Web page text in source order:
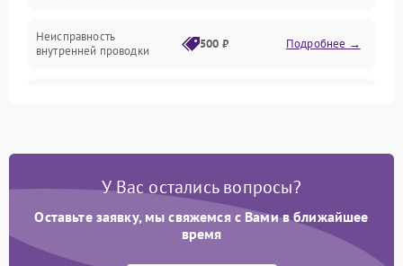
Неисправность
внутренней проводки
500 ₽ Подробнее →
Поломка батарейного
микрофонов)
Неисправность антенны
микрофонов)
1000 ₽ Подробнее →
У Вас остались вопросы?
Оставьте заявку, мы свяжемся с Вами в ближайшее
время